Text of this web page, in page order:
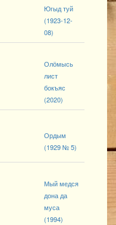
Югыд туй
(1923-12-
08)
Олӧмысь
лист
бокъяс
(2020)
Ордым
(1929 № 5)
Мый медся
дона да
муса
(1994)